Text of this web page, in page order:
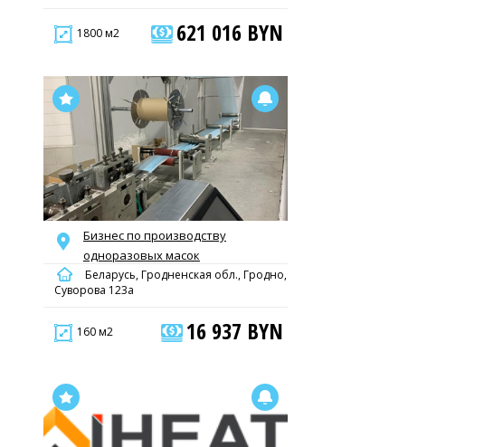
1800 м2 621 016 BYN
Бизнес по производству
одноразовых масок
Беларусь, Гродненская обл., Гродно,
Суворова 123а
160 м2 16 937 BYN